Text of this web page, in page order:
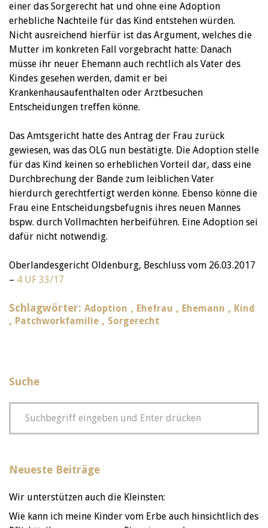
einer das Sorgerecht hat und ohne eine Adoption
erhebliche Nachteile für das Kind entstehen würden.
Nicht ausreichend hierfür ist das Argument, welches die
Mutter im konkreten Fall vorgebracht hatte: Danach
müsse ihr neuer Ehemann auch rechtlich als Vater des
Kindes gesehen werden, damit er bei
Krankenhausaufenthalten oder Arztbesuchen
Entscheidungen treffen könne.
Das Amtsgericht hatte des Antrag der Frau zurück
gewiesen, was das OLG nun bestätigte. Die Adoption stelle
für das Kind keinen so erheblichen Vorteil dar, dass eine
Durchbrechung der Bande zum leiblichen Vater
hierdurch gerechtfertigt werden könne. Ebenso könne die
Frau eine Entscheidungsbefugnis ihres neuen Mannes
bspw. durch Vollmachten herbeiführen. Eine Adoption sei
dafür nicht notwendig.
Oberlandesgericht Oldenburg, Beschluss vom 26.03.2017
– 4 UF 33/17
Schlagwörter: Adoption , Ehefrau , Ehemann , Kind
, Patchworkfamilie , Sorgerecht
Suche
Neueste Beiträge
Wir unterstützen auch die Kleinsten:
Wie kann ich meine Kinder vom Erbe auch hinsichtlich des